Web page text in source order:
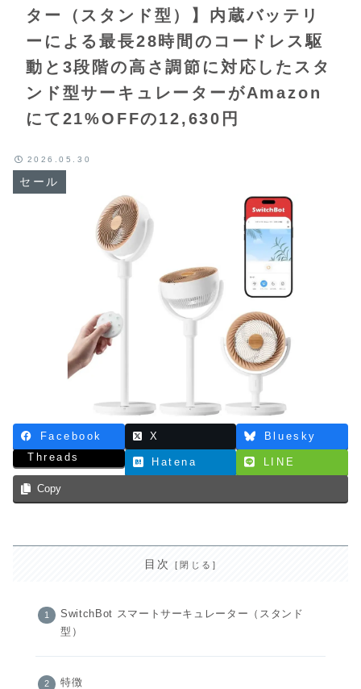
ター（スタンド型）】内蔵バッテリ
ーによる最長28時間のコードレス駆
動と3段階の高さ調節に対応したスタ
ンド型サーキュレーターがAmazon
にて21%OFFの12,630円
セール
2026.05.30
Facebook X
Bluesky
Threads
Hatena LINE
Copy
目次
SwitchBot スマートサーキュレーター（スタンド
型）
特徴